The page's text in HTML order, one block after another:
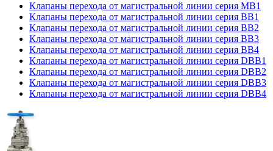
Клапаны перехода от магистральной линии серия MB1
Клапаны перехода от магистральной линии серия BB1
Клапаны перехода от магистральной линии серия BB2
Клапаны перехода от магистральной линии серия BB3
Клапаны перехода от магистральной линии серия BB4
Клапаны перехода от магистральной линии серия DBB1
Клапаны перехода от магистральной линии серия DBB2
Клапаны перехода от магистральной линии серия DBB3
Клапаны перехода от магистральной линии серия DBB4